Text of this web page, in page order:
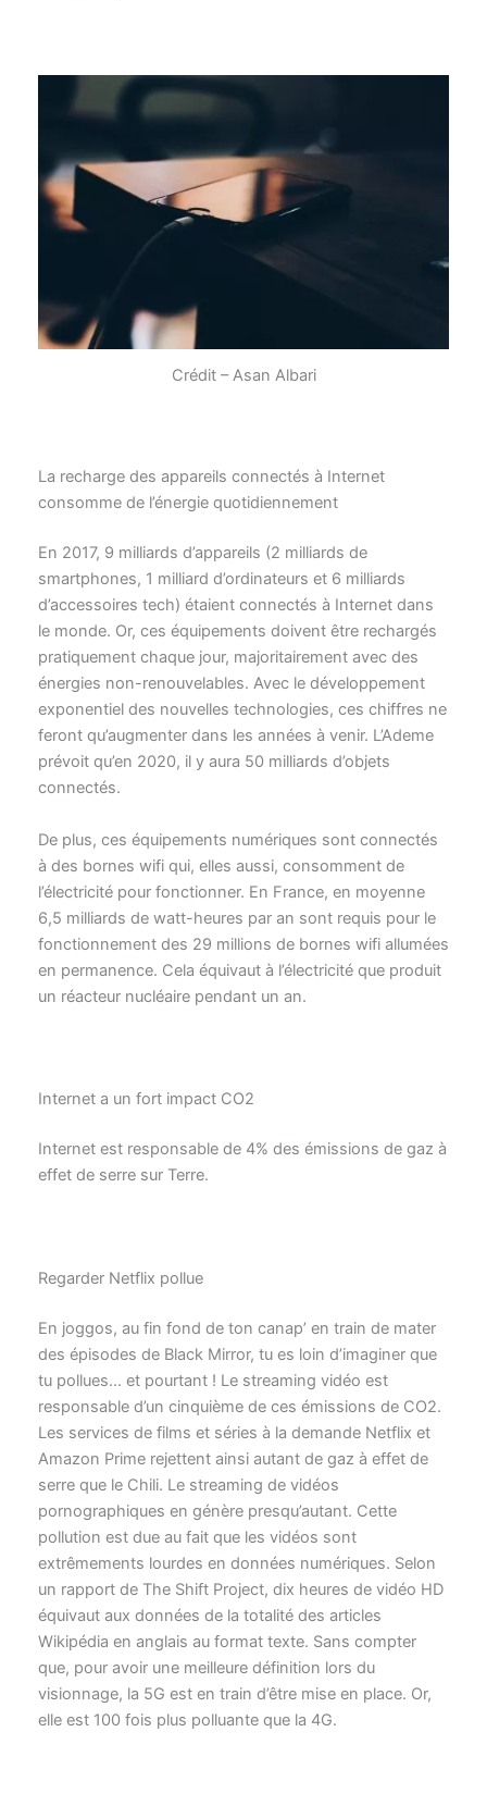
Crédit – Asan Albari
La recharge des appareils connectés à Internet
consomme de l’énergie quotidiennement
En 2017, 9 milliards d’appareils (2 milliards de
smartphones, 1 milliard d’ordinateurs et 6 milliards
d’accessoires tech) étaient connectés à Internet dans
le monde. Or, ces équipements doivent être rechargés
pratiquement chaque jour, majoritairement avec des
énergies non-renouvelables. Avec le développement
exponentiel des nouvelles technologies, ces chiffres ne
feront qu’augmenter dans les années à venir. L’Ademe
prévoit qu’en 2020, il y aura 50 milliards d’objets
connectés.
De plus, ces équipements numériques sont connectés
à des bornes wifi qui, elles aussi, consomment de
l’électricité pour fonctionner. En France, en moyenne
6,5 milliards de watt-heures par an sont requis pour le
fonctionnement des 29 millions de bornes wifi allumées
en permanence. Cela équivaut à l’électricité que produit
un réacteur nucléaire pendant un an.
Internet a un fort impact CO2
Internet est responsable de 4% des émissions de gaz à
effet de serre sur Terre.
Regarder Netflix pollue
En joggos, au fin fond de ton canap’ en train de mater
des épisodes de Black Mirror, tu es loin d’imaginer que
tu pollues… et pourtant ! Le streaming vidéo est
responsable d’un cinquième de ces émissions de CO2.
Les services de films et séries à la demande Netflix et
Amazon Prime rejettent ainsi autant de gaz à effet de
serre que le Chili. Le streaming de vidéos
pornographiques en génère presqu’autant. Cette
pollution est due au fait que les vidéos sont
extrêmements lourdes en données numériques. Selon
un rapport de The Shift Project, dix heures de vidéo HD
équivaut aux données de la totalité des articles
Wikipédia en anglais au format texte. Sans compter
que, pour avoir une meilleure définition lors du
visionnage, la 5G est en train d’être mise en place. Or,
elle est 100 fois plus polluante que la 4G.